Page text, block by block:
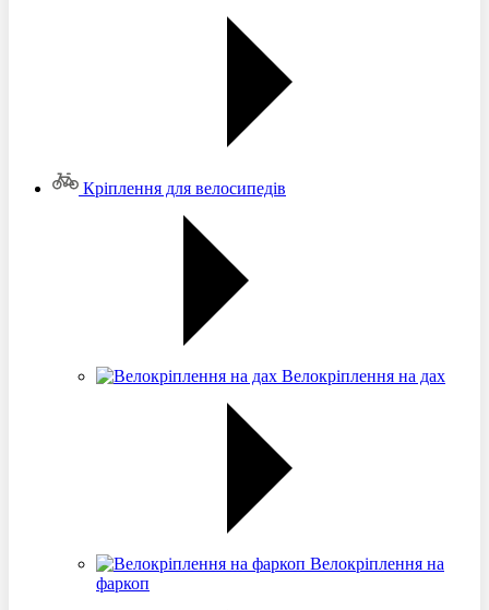
Кріплення для велосипедів
Велокріплення на дах
Велокріплення на
фаркоп